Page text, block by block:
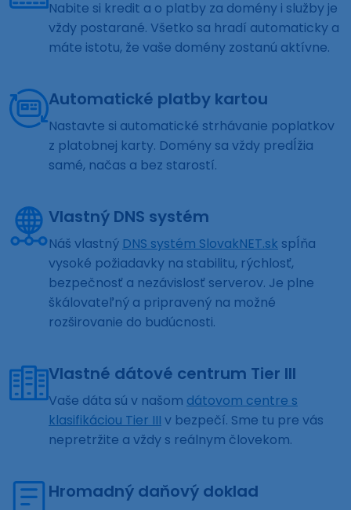
Nabite si kredit a o platby za domény i služby je
vždy postarané. Všetko sa hradí automaticky a
máte istotu, že vaše domény zostanú aktívne.
Automatické platby kartou
Nastavte si automatické strhávanie poplatkov
z platobnej karty. Domény sa vždy predĺžia
samé, načas a bez starostí.
Vlastný DNS systém
Náš vlastný DNS systém SlovakNET.sk spĺňa
vysoké požiadavky na stabilitu, rýchlosť,
bezpečnosť a nezávislosť serverov. Je plne
škálovateľný a pripravený na možné
rozširovanie do budúcnosti.
Vlastné dátové centrum Tier III
Vaše dáta sú v našom dátovom centre s
klasifikáciou Tier III v bezpečí. Sme tu pre vás
nepretržite a vždy s reálnym človekom.
Hromadný daňový doklad